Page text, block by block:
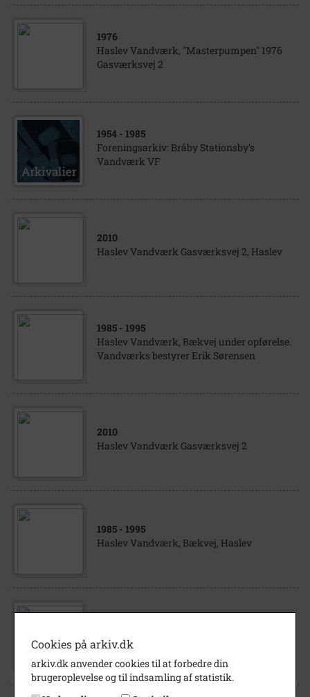
1976
Haslev Vandværk, "Masterpumpen" 1976
Gasværksvej 2
1954 - 1985
Foreningsarkiv: Bråby Stationsby's
Vandværk VF
2010
Haslev Vandværk Gasværksvej 2, Haslev
1985 - 1995
Haslev Vandværk, Bækvej under opførelse.
Vandværks bestyrer Erik Sørensen
2010
Haslev Vandværk Gasværksvej 2
1985 - 1995
Haslev Vandværk, Bækvej, Haslev
Kontroltavle på Haslev Vandværk 1978
Cookies på arkiv.dk
arkiv.dk anvender cookies til at forbedre din
brugeroplevelse og til indsamling af statistik.